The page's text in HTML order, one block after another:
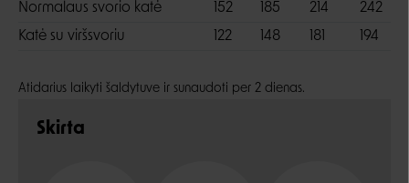
Normalaus svorio katė
152 185 214
242
Katė su viršsvoriu
122 148 181 194
Atidarius laikyti šaldytuve ir sunaudoti per 2 dienas.
Skirta